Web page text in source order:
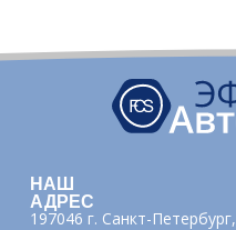
НАШ
АДРЕС
197046 г. Санкт-Петербург,